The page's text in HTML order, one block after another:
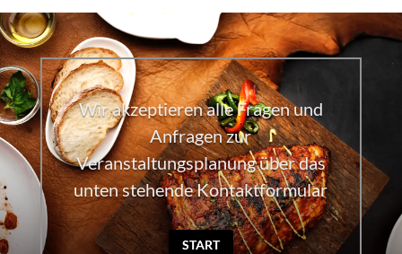
Wir akzeptieren alle Fragen und
Anfragen zur
Veranstaltungsplanung über das
unten stehende Kontaktformular
START